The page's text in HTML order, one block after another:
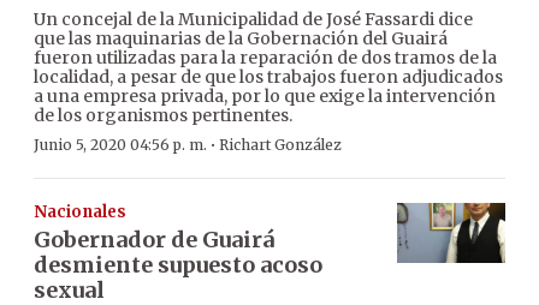
Un concejal de la Municipalidad de José Fassardi dice
que las maquinarias de la Gobernación del Guairá
fueron utilizadas para la reparación de dos tramos de la
localidad, a pesar de que los trabajos fueron adjudicados
a una empresa privada, por lo que exige la intervención
de los organismos pertinentes.
Junio 5, 2020 04:56 p. m. · Richart González
Nacionales
Gobernador de Guairá
desmiente supuesto acoso
sexual